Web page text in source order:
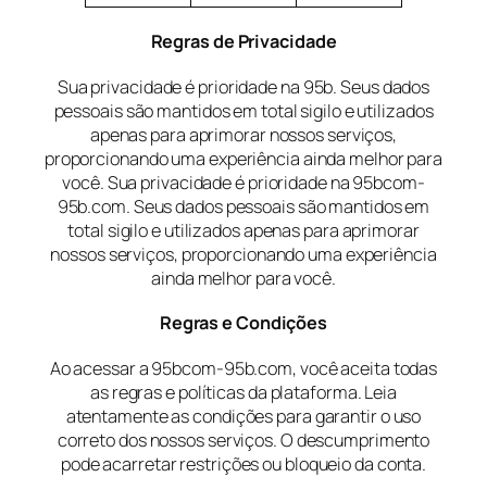
Regras de Privacidade
Sua privacidade é prioridade na 95b. Seus dados
pessoais são mantidos em total sigilo e utilizados
apenas para aprimorar nossos serviços,
proporcionando uma experiência ainda melhor para
você. Sua privacidade é prioridade na 95bcom-
95b.com. Seus dados pessoais são mantidos em
total sigilo e utilizados apenas para aprimorar
nossos serviços, proporcionando uma experiência
ainda melhor para você.
Regras e Condições
Ao acessar a 95bcom-95b.com, você aceita todas
as regras e políticas da plataforma. Leia
atentamente as condições para garantir o uso
correto dos nossos serviços. O descumprimento
pode acarretar restrições ou bloqueio da conta.